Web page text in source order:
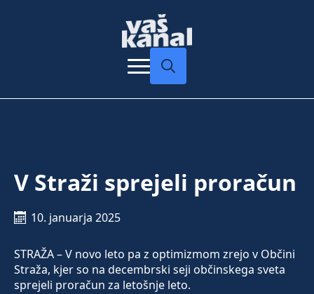
V Straži sprejeli proračun
10. januarja 2025
STRAŽA – V novo leto pa z optimizmom zrejo v Občini
Straža, kjer so na decembrski seji občinskega sveta
sprejeli proračun za letošnje leto.